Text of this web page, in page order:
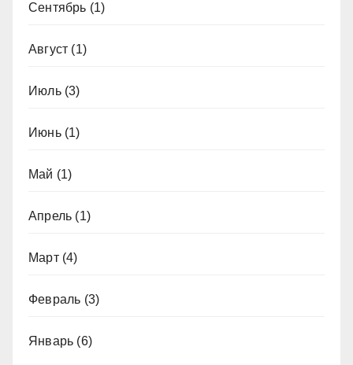
Сентябрь (1)
Август (1)
Июль(3)
Июнь(1)
Май (1)
Апрель (1)
Март(4)
Февраль (3)
Январь (6)